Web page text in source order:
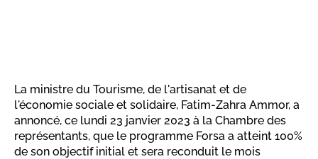
La ministre du Tourisme, de l'artisanat et de
l'économie sociale et solidaire, Fatim-Zahra Ammor, a
annoncé, ce lundi 23 janvier 2023 à la Chambre des
représentants, que le programme Forsa a atteint 100%
de son objectif initial et sera reconduit le mois